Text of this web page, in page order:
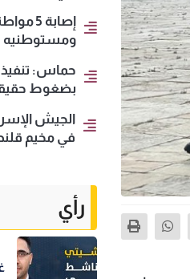
إصابة
حماس:
بضغوط
الجيش
في مخيم
رأي